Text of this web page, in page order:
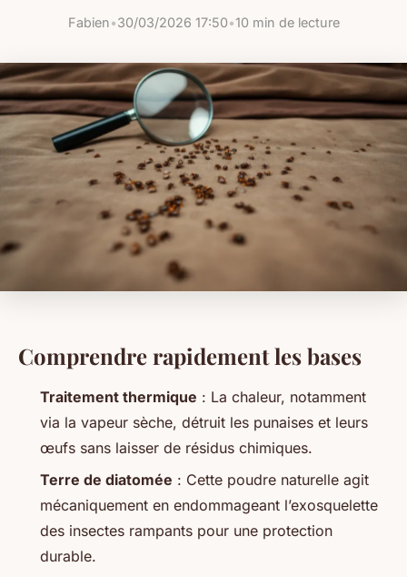
Fabien•30/03/2026 17:50•10 min de lecture
Comprendre rapidement les bases
Traitement thermique : La chaleur, notamment
via la vapeur sèche, détruit les punaises et leurs
œufs sans laisser de résidus chimiques.
Terre de diatomée : Cette poudre naturelle agit
mécaniquement en endommageant l’exosquelette
des insectes rampants pour une protection
durable.